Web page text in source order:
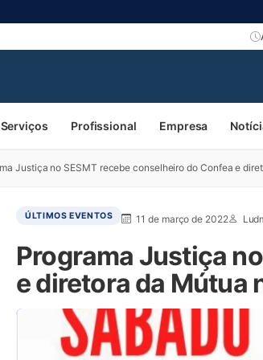
Serviços Profissional Empresa
Justiça no SESMT recebe conselheiro do Confea e
ÚLTIMOS EVENTOS 11 de março de 2022
Programa Justiça
e diretora da Mútua